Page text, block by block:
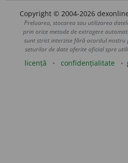
Copyright © 2004-2026
Preluarea, stocarea sau utilizarea
prin orice metode de extragere
sunt strict interzise fără acordul nostru
seturilor de date oferite oficial spre
licență confidențialitate